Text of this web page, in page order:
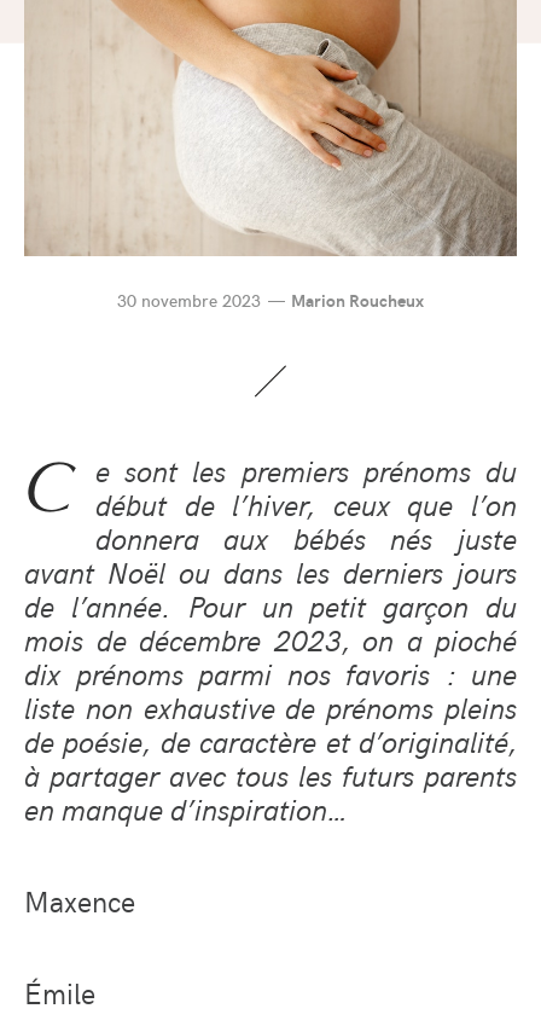
30 novembre 2023 Marion Roucheux
C e sont les premiers prénoms du
début de l’hiver, ceux que l’on
donnera aux bébés nés juste
avant Noël ou dans les derniers jours
de l’année. Pour un petit garçon du
mois de décembre 2023, on a pioché
dix prénoms parmi nos favoris : une
liste non exhaustive de prénoms pleins
de poésie, de caractère et d’originalité,
à partager avec tous les futurs parents
en manque d’inspiration…
Maxence
Émile